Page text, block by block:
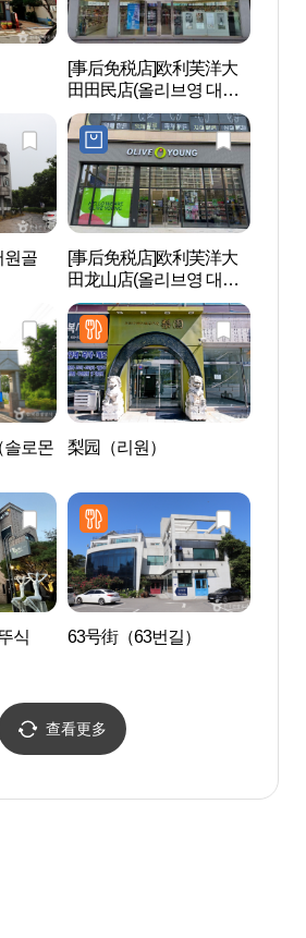
[事后免税店]欧利芙洋大
田田民店(올리브영 대전
전민점)
원골
[事后免税店]欧利芙洋大
田龙山店(올리브영 대전
용산점)
솔로몬
梨园（리원）
식
63号街（63번길）
查看更多